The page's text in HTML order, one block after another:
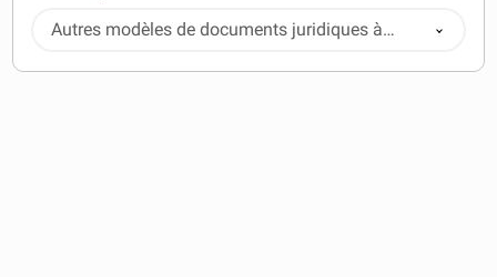
Autres modèles de documents juridiques à
télécharger